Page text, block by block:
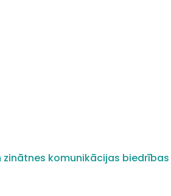
komunikācijas